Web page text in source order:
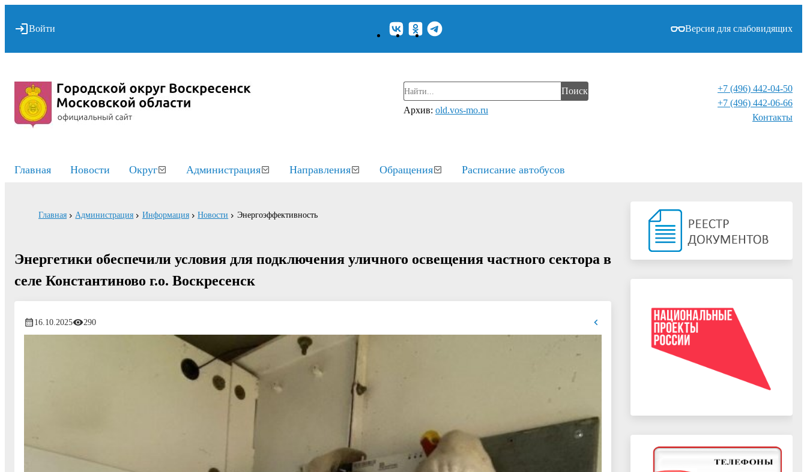
Войти Версия для слабовидящих
Поиск
Архив: old.vos-mo.ru
+7 (496) 442-04-50
+7 (496) 442-06-66
Контакты⁠
Главная Новости Округ Администрация Направления Обращения Расписание автобусов
Главная Администрация Информация Новости Энергоэффективность
Энергетики обеспечили условия для подключения уличного освещения частного сектора в
селе Константиново г.о. Воскресенск
16.10.2025 290